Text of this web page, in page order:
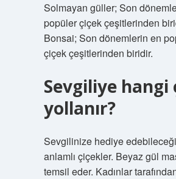
Solmayan güller; Son
popüler çiçek çeşitlerinden
Bonsai; Son dönemlerin en
çiçek çeşitlerinden biridir.
Sevgiliye hangi
yollanır?
Sevgilinize hediye
anlamlı çiçekler. Beyaz gül
temsil eder. Kadınlar